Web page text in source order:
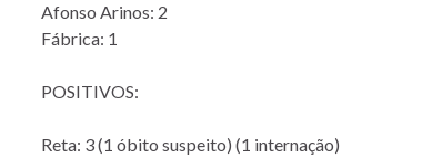
Afonso Arinos: 2
Fábrica: 1
POSITIVOS:
Reta: 3 (1 óbito suspeito) (1 internação)